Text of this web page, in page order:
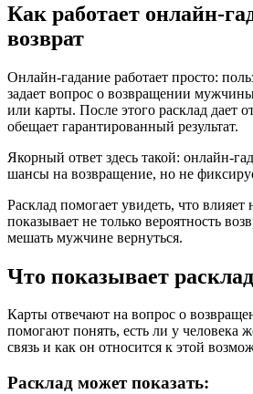
Как работает онлайн-
возврат
Онлайн-гадание работает просто:
задает вопрос о возвращении
или карты. После этого расклад дает
обещает гарантированный результат.
Якорный ответ здесь такой: онлайн-
шансы на возвращение, но не
Расклад помогает увидеть, что
показывает не только вероятность
мешать мужчине вернуться.
Что показывает расклад
Карты отвечают на вопрос о
помогают понять, есть ли у человека
связь и как он относится к этой
Расклад может показать: